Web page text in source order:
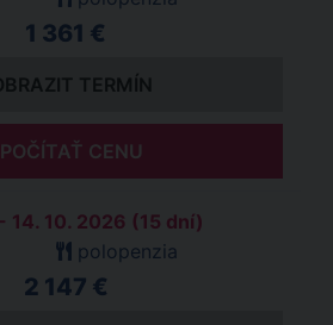
1 361 €
TERMÍN
CENU
14. 10. 2026 (15 dní)
polopenzia
2 147 €